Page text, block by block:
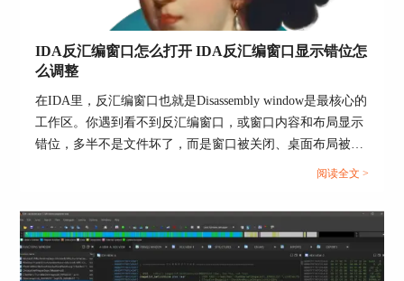
IDA反汇编窗口怎么打开 IDA反汇编窗口显示错位怎
么调整
在IDA里，反汇编窗口也就是Disassembly window是最核心的
工作区。你遇到看不到反汇编窗口，或窗口内容和布局显示
错位，多半不是文件坏了，而是窗口被关闭、桌面布局被改
乱，或字体与缩放导致列对不齐。下面按两条主线分别处
阅读全文 >